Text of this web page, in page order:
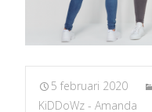
5 februari 2020
KiDDoWz - Amanda